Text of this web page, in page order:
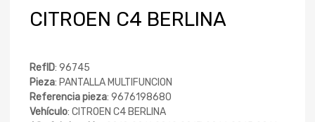
CITROEN C4 BERLINA
RefID: 96745
Pieza: PANTALLA MULTIFUNCION
Referencia pieza: 9676198680
Vehículo: CITROEN C4 BERLINA